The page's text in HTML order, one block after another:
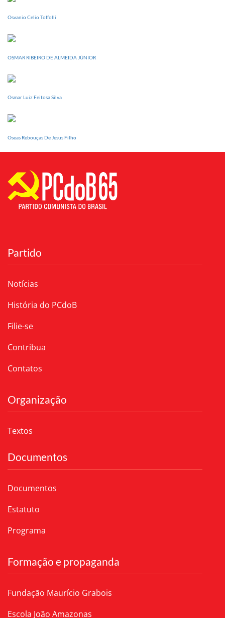
Osvanio Celio Toffolli
OSMAR RIBEIRO DE ALMEIDA JÚNIOR
Osmar Luiz Feitosa Silva
Oseas Rebouças De Jesus Filho
Partido
Notícias
História do PCdoB
Filie-se
Contribua
Contatos
Organização
Textos
Documentos
Documentos
Estatuto
Programa
Formação e propaganda
Fundação Maurício Grabois
Escola João Amazonas